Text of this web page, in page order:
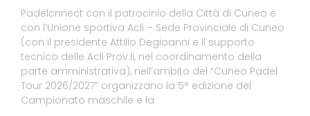
Padelcnnect con il patrocinio della Città di Cuneo e
con l’Unione sportiva Acli – Sede Provinciale di Cuneo
(con il presidente Attilio Degioanni e il supporto
tecnico delle Acli Prov.li, nel coordinamento della
parte amministrativa), nell’ambito del “Cuneo Padel
Tour 2026/2027” organizzano la 5° edizione del
Campionato maschile e la